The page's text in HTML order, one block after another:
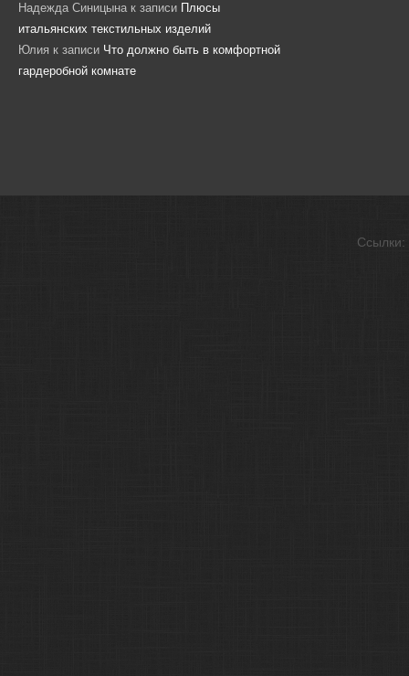
Надежда Синицына к записи Плюсы
итальянских текстильных изделий
Юлия к записи Что должно быть в комфортной
гардеробной комнате
Ссылки: